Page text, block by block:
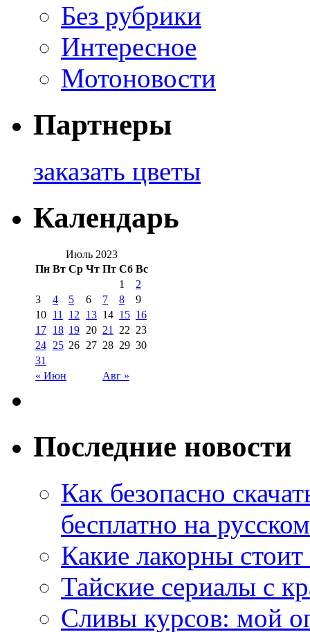
Без рубрики
Интересное
Мотоновости
Партнеры
заказать цветы
Календарь
Июль 2023
Пн Вт Ср Чт Пт Сб Вс
« Июн Авг »
1
2
3
4 5 6 7 8
9
10 11 12 13 14 15 16
17 18 19 20 21 22 23
24 25 26 27 28 29 30
31
Последние новости
Как безопасно
бесплатно на
Какие лакорны
Тайские сериалы с
Сливы курсов: мой